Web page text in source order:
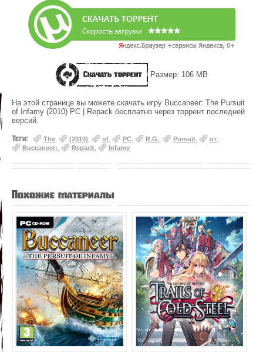
Скачать торрент Размер: 106 MB
На этой странице вы можете скачать игру Buccaneer: The Pursuit
of Infamy (2010) PC | Repack бесплатно через торрент последней
версий.
Теги: The (2010) of PC R.G. Pursuit от
Buccaneer:
Repack Infamy
Похожие материалы